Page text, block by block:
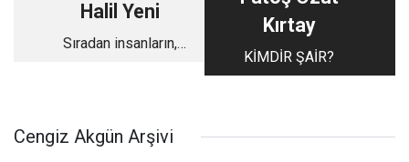
Halil Yeni
Sıradan insanların,
‘’Üç Buçuk Numaralı
Gözlük’’
Kırtay
KİMDİR ŞAİR?
Cengiz Akgün Arşivi